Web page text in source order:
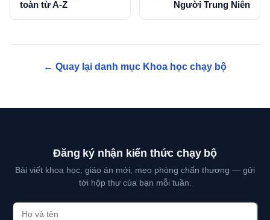
toàn từ A-Z
Người Trung Niên
← Quay lại danh mục Khoa học chạy bộ
Đăng ký nhận kiến thức chạy bộ
Bài viết khoa học, giáo án mới, mẹo phòng chấn thương — gửi
tới hộp thư của bạn mỗi tuần.